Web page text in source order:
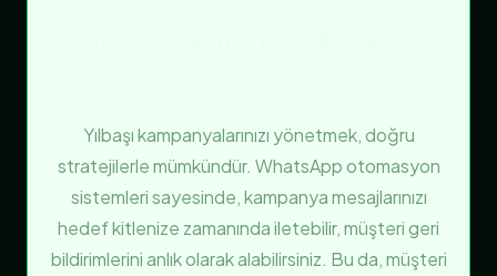
Yılbaşı kampanyalarınızı yönetmek, doğru
stratejilerle mümkündür. WhatsApp otomasyon
sistemleri sayesinde, kampanya mesajlarınızı
hedef kitlenize zamanında iletebilir, müşteri geri
bildirimlerini anlık olarak alabilirsiniz. Bu da, müşteri